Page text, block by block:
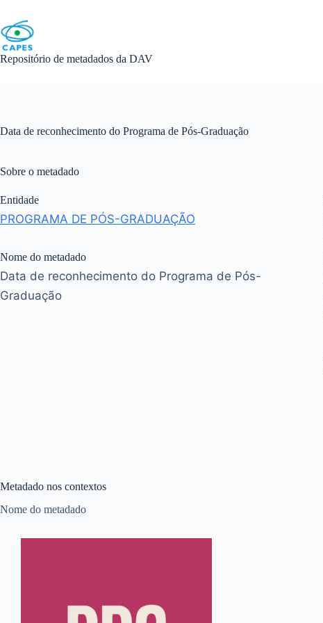
content
Repositório de metadados da DAV
Data de reconhecimento do Programa de Pós-Graduação
Sobre o metadado
Entidade
PROGRAMA DE PÓS-GRADUAÇÃO
Nome do metadado
Data de reconhecimento do Programa de Pós-
Graduação
Metadado nos contextos
Nome do metadado